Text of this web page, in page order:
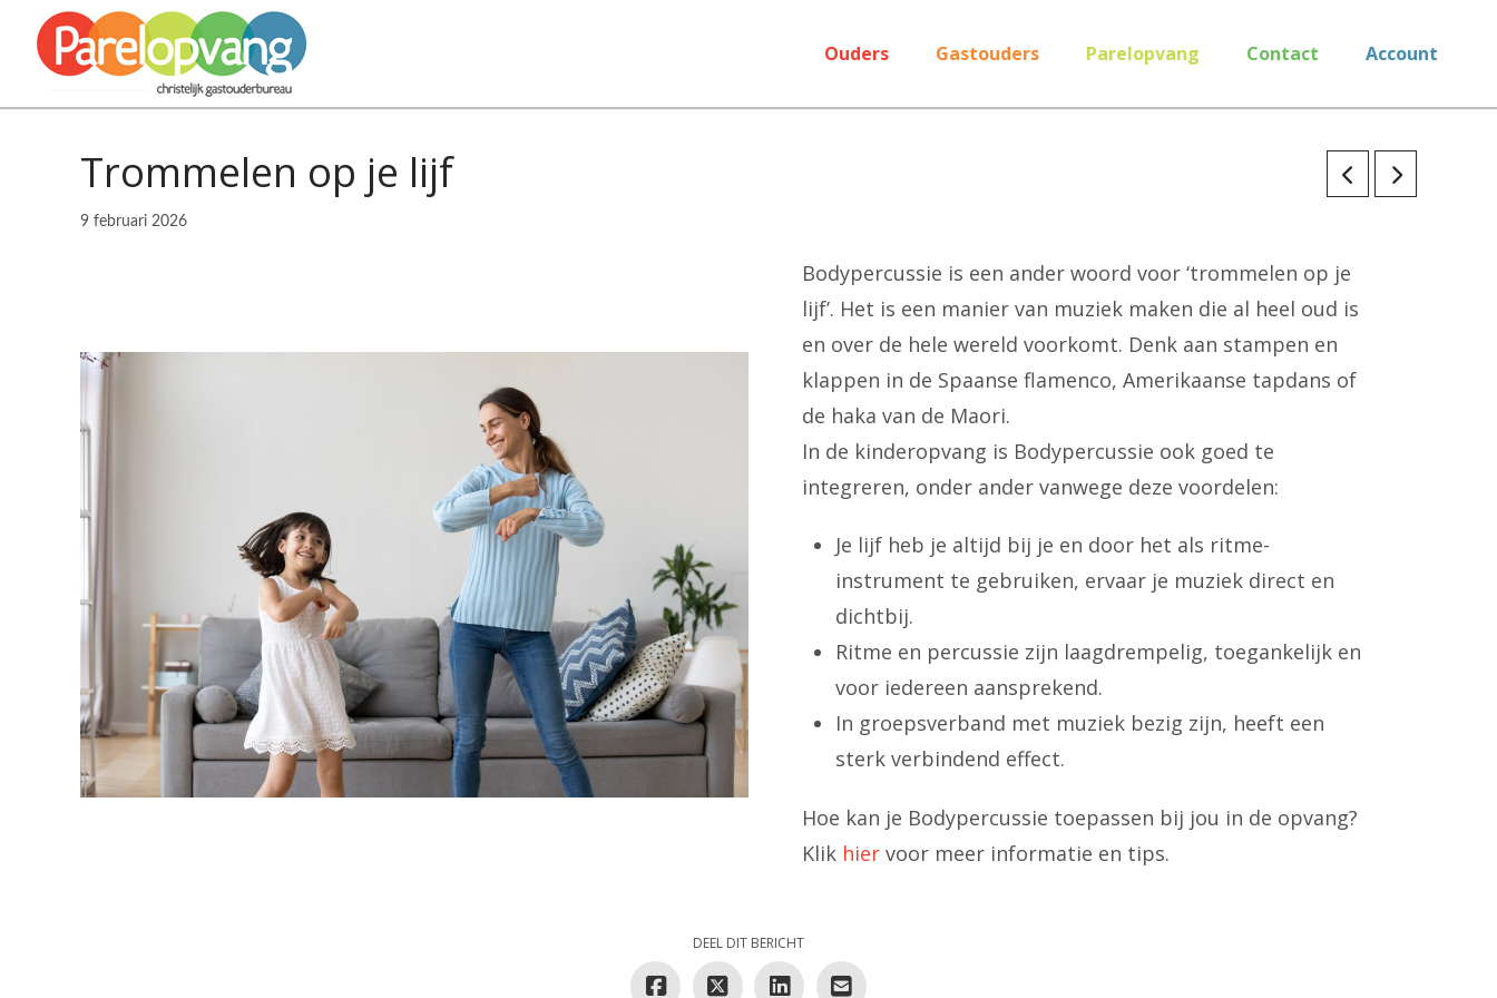
Ouders Gastouders Parelopvang Contact Account
Trommelen op je lijf
9 februari 2026
Bodypercussie is een ander woord voor ‘trommelen op je
lijf’. Het is een manier van muziek maken die al heel oud is
en over de hele wereld voorkomt. Denk aan stampen en
klappen in de Spaanse flamenco, Amerikaanse tapdans of
de haka van de Maori.
In de kinderopvang is Bodypercussie ook goed te
integreren, onder ander vanwege deze voordelen:
Je lijf heb je altijd bij je en door het als ritme-
instrument te gebruiken, ervaar je muziek direct en
dichtbij.
Ritme en percussie zijn laagdrempelig, toegankelijk en
voor iedereen aansprekend.
In groepsverband met muziek bezig zijn, heeft een
sterk verbindend effect.
Hoe kan je Bodypercussie toepassen bij jou in de opvang?
Klik hier voor meer informatie en tips.
DEEL DIT BERICHT